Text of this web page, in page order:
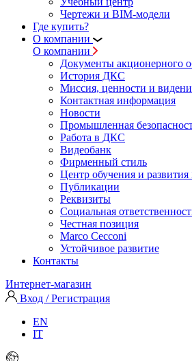
Чертежи и BIM-модели
Где купить?
О компании
О компании
Документы акционерного
История ДКС
Миссия, ценности и
Контактная информация
Новости
Промышленная
Работа в ДКС
Видеобанк
Фирменный стиль
Центр обучения и развития
Публикации
Реквизиты
Социальная
Честная позиция
Marco Cecconi
Устойчивое развитие
Контакты
Интернет-магазин
Вход / Регистрация
EN
IT